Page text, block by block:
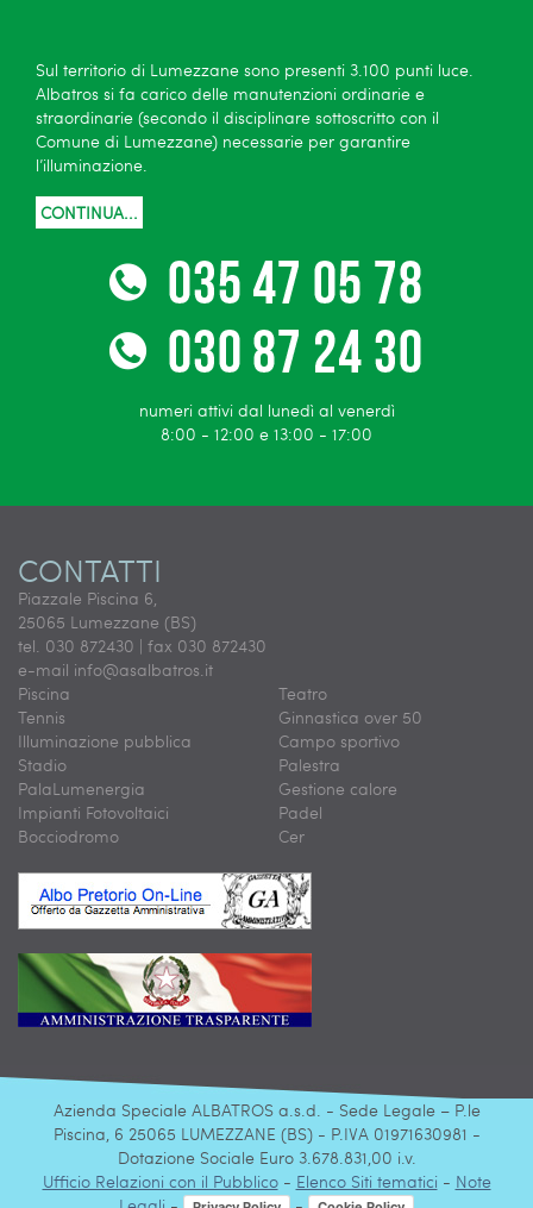
Sul territorio di Lumezzane sono presenti 3.100 punti luce.
Albatros si fa carico delle manutenzioni ordinarie e
straordinarie (secondo il disciplinare sottoscritto con il
Comune di Lumezzane) necessarie per garantire
l’illuminazione.
CONTINUA...
numeri attivi dal lunedì al venerdì
8:00 - 12:00 e 13:00 - 17:00
CONTATTI
Piazzale Piscina 6,
25065 Lumezzane (BS)
tel. 030 872430 | fax 030 872430
e-mail info@asalbatros.it
Piscina
Tennis
Illuminazione pubblica
Stadio
PalaLumenergia
Impianti Fotovoltaici
Bocciodromo
Teatro
Ginnastica over 50
Campo sportivo
Palestra
Gestione calore
Padel
Cer
Azienda Speciale ALBATROS a.s.d. - Sede Legale – P.le
Piscina, 6 25065 LUMEZZANE (BS) - P.IVA 01971630981 -
Dotazione Sociale Euro 3.678.831,00 i.v.
Ufficio Relazioni con il Pubblico- Elenco Siti tematici - Note